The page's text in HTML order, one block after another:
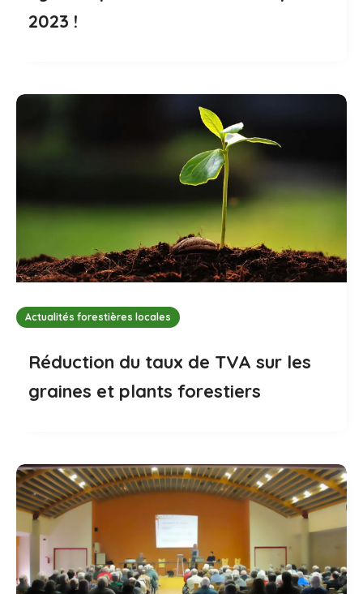
2023 !
Actualités forestières locales
Réduction du taux de TVA sur les
graines et plants forestiers